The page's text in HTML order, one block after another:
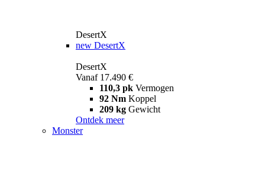
DesertX
new DesertX
DesertX
Vanaf 17.490 €
110,3 pk Vermogen
92 Nm Koppel
209 kg Gewicht
Ontdek meer
Monster